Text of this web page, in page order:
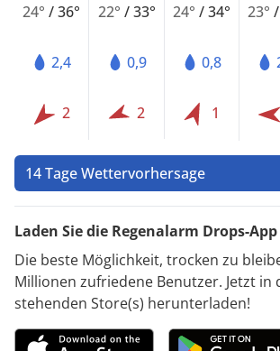
24°/36°
2,4
2
22° /33°
0,9
2
24° /34°
0,8
1
23°
14 Tage Wettervorhersage
Laden Sie die Regenalarm Drops-
Die beste Möglichkeit, trocken zu
Millionen zufriedene Benutzer. Jetzt in
stehenden Store(s) herunterladen!